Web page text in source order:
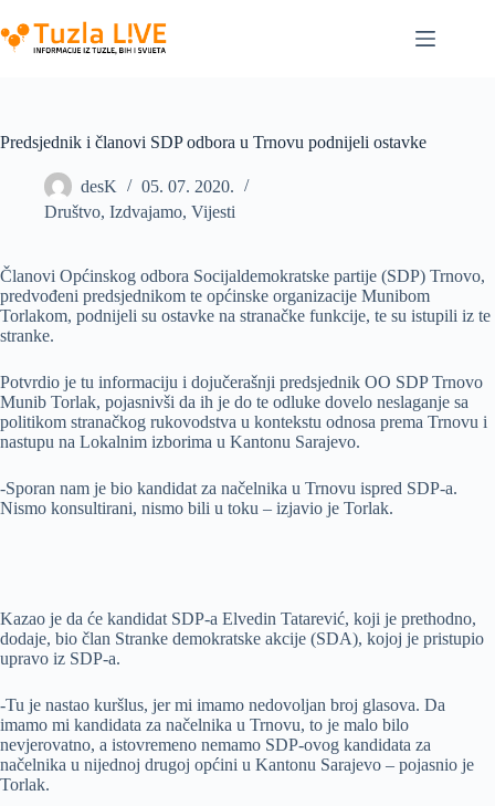
to
content
Predsjednik i članovi SDP odbora u Trnovu podnijeli ostavke
desK
05. 07. 2020.
Društvo, Izdvajamo, Vijesti
Članovi Općinskog odbora Socijaldemokratske partije (SDP) Trnovo,
predvođeni predsjednikom te općinske organizacije Munibom
Torlakom, podnijeli su ostavke na stranačke funkcije, te su istupili iz te
stranke.
Potvrdio je tu informaciju i dojučerašnji predsjednik OO SDP Trnovo
Munib Torlak, pojasnivši da ih je do te odluke dovelo neslaganje sa
politikom stranačkog rukovodstva u kontekstu odnosa prema Trnovu i
nastupu na Lokalnim izborima u Kantonu Sarajevo.
-Sporan nam je bio kandidat za načelnika u Trnovu ispred SDP-a.
Nismo konsultirani, nismo bili u toku – izjavio je Torlak.
Kazao je da će kandidat SDP-a Elvedin Tatarević, koji je prethodno,
dodaje, bio član Stranke demokratske akcije (SDA), kojoj je pristupio
upravo iz SDP-a.
-Tu je nastao kuršlus, jer mi imamo nedovoljan broj glasova. Da
imamo mi kandidata za načelnika u Trnovu, to je malo bilo
nevjerovatno, a istovremeno nemamo SDP-ovog kandidata za
načelnika u nijednoj drugoj općini u Kantonu Sarajevo – pojasnio je
Torlak.